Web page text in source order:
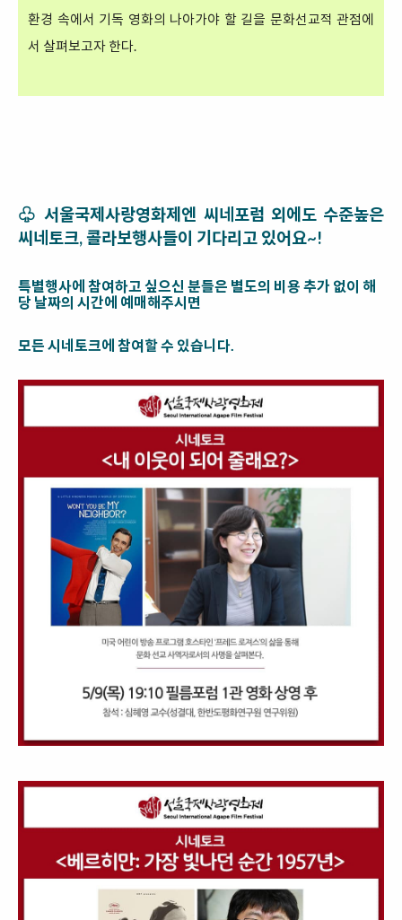
환경 속에서 기독 영화의 나아가야 할 길을 문화선교적 관점에
서 살펴보고자 한다.
♧ 서울국제사랑영화제엔 씨네포럼 외에도 수준높은
씨네토크, 콜라보행사들이 기다리고 있어요~!
특별행사에 참여하고 싶으신 분들은 별도의 비용 추가 없이 해
당 날짜의 시간에 예매해주시면
모든 시네토크에 참여할 수 있습니다.